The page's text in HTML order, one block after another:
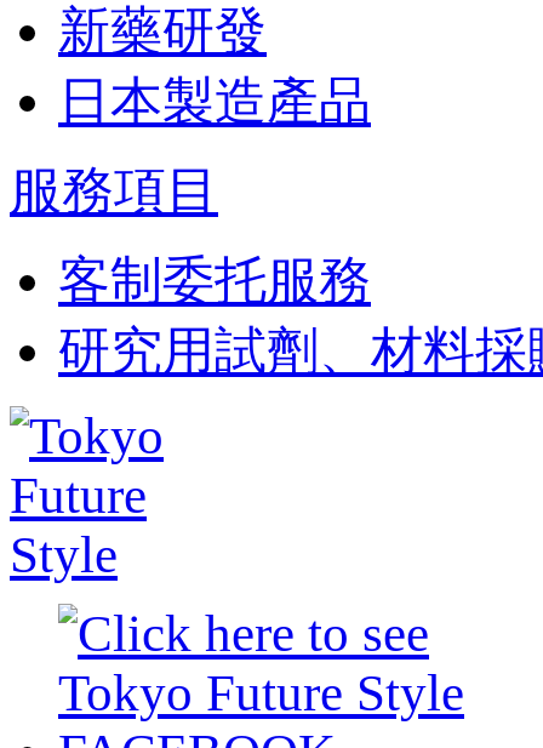
新藥研發
日本製造產品
服務項目
客制委托服務
研究用試劑、材料採